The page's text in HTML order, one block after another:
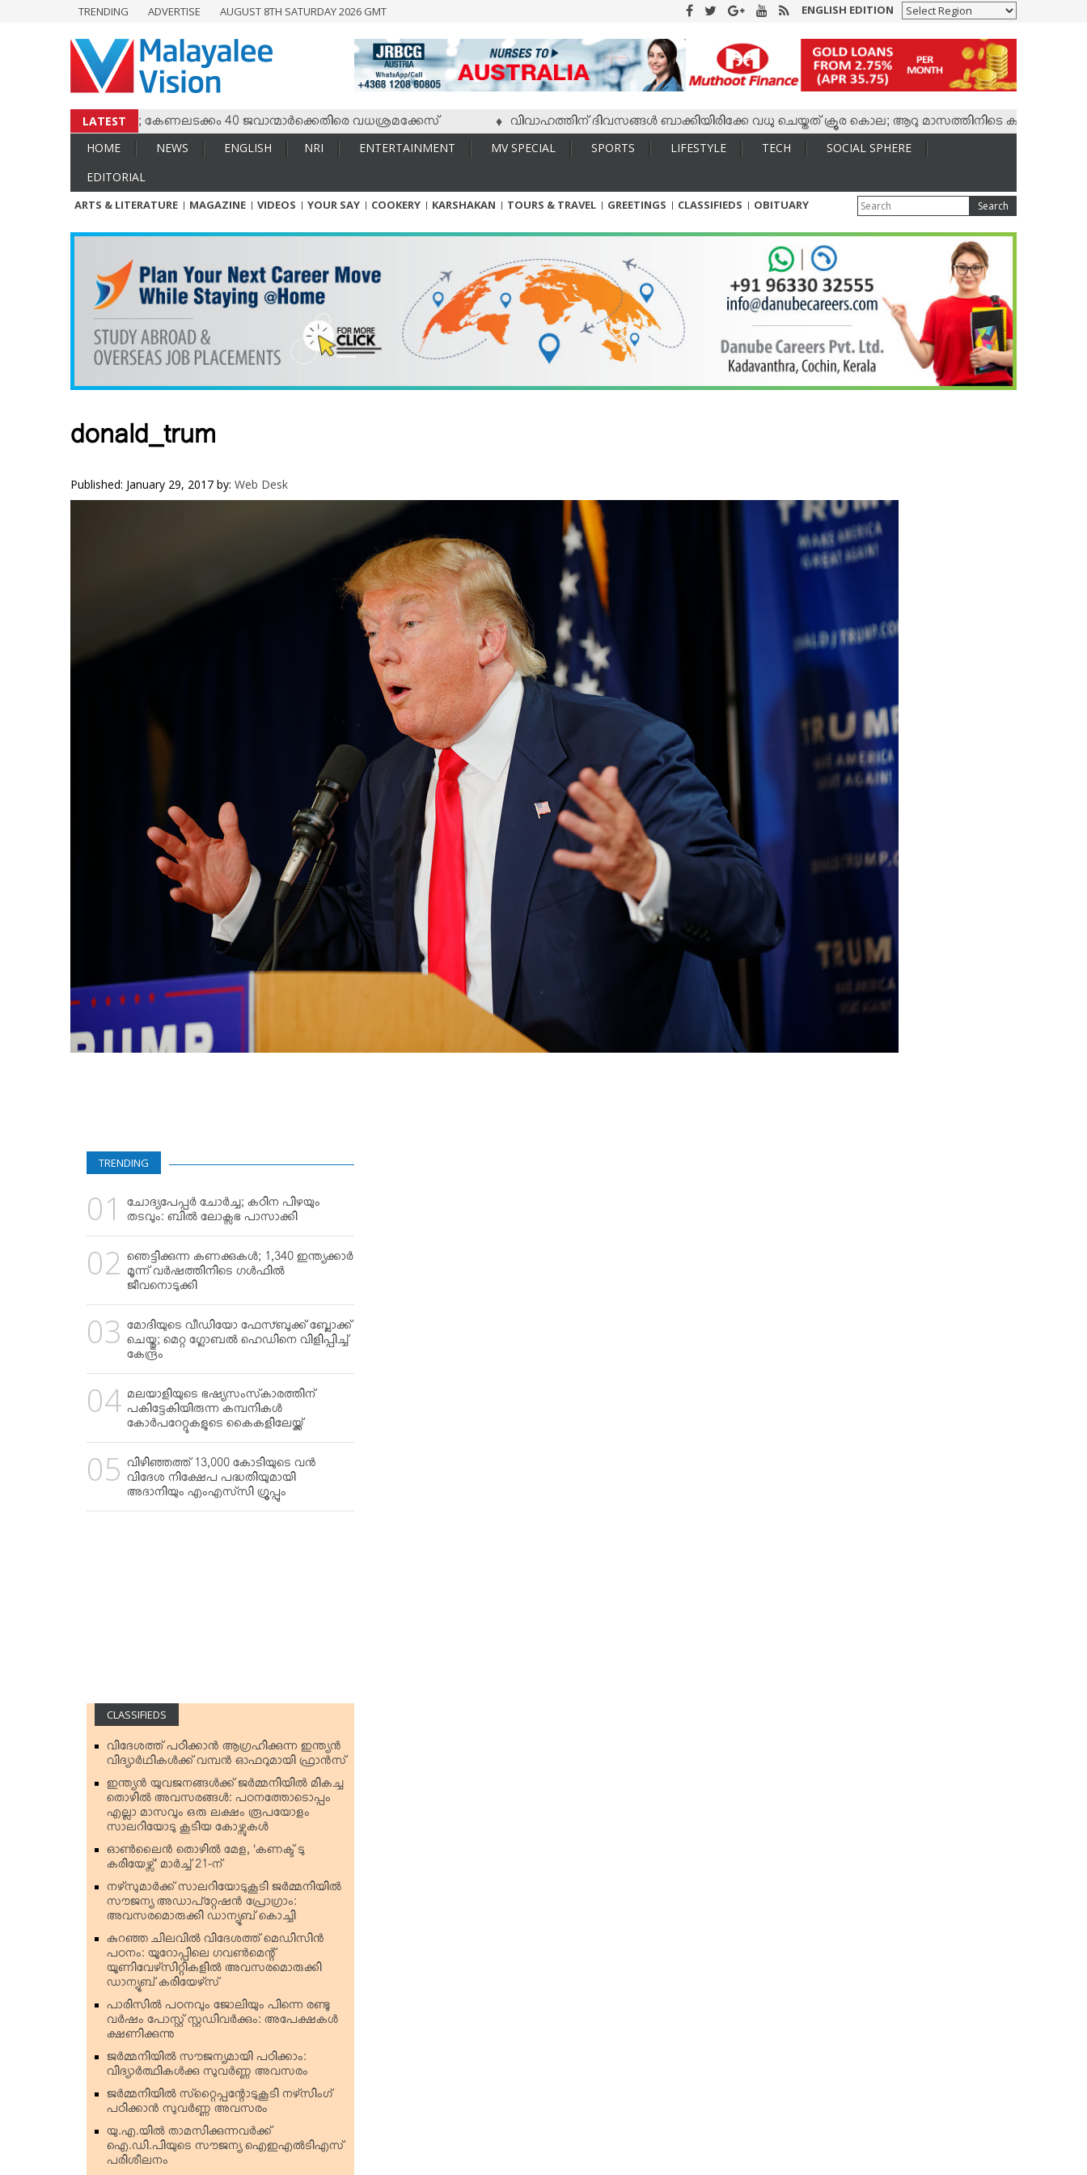
ENTERTAINMENT
TECH & AUTO
ARTS & LITERATURE
TRENDING ADVERTISE AUGUST 8TH SATURDAY 2026 GMT ENGLISH EDITION
LATEST
സംഘര്‍ഷം; കേണലടക്കം 40 ജവാന്മാര്‍ക്കെതിരെ വധശ്രമക്കേസ് വിവാഹത്തിന് ദിവസങ്ങള്‍ ബാക്കിയിരിക്കേ വധു ചെയ്തത് ക്രൂര കൊല; ആറു മാസത്തിനിടെ കാമുകനുമായി
HOME NEWS ENGLISH NRI ENTERTAINMENT MV SPECIAL SPORTS LIFESTYLE TECH
SOCIAL SPHERE
EDITORIAL
ARTS & LITERATURE MAGAZINE VIDEOS YOUR SAY COOKERY KARSHAKAN TOURS & TRAVEL GREETINGS CLASSIFIEDS OBITUARY Search
donald_trum
Published: January 29, 2017 by: Web Desk
TRENDING
ചോദ്യപേപ്പര്‍ ചോര്‍ച്ച; കഠിന പിഴയും
തടവും: ബില്‍ ലോക്സഭ പാസാക്കി
ഞെട്ടിക്കുന്ന കണക്കുകള്‍; 1,340 ഇന്ത്യക്കാര്‍
മൂന്ന് വര്‍ഷത്തിനിടെ ഗള്‍ഫില്‍
ജീവനൊടുക്കി
മോദിയുടെ വീഡിയോ ഫേസ്ബുക്ക് ബ്ലോക്ക്
ചെയ്തു; മെറ്റ ഗ്ലോബല്‍ ഹെഡിനെ വിളിപ്പിച്ച്
കേന്ദ്രം
മലയാളിയുടെ ഭഷ്യസംസ്‌കാരത്തിന്
പകിട്ടേകിയിരുന്ന കമ്പനികള്‍
കോര്‍പറേറ്റുകളുടെ കൈകളിലേയ്ക്ക്
വിഴിഞ്ഞത്ത് 13,000 കോടിയുടെ വന്‍
വിദേശ നിക്ഷേപ പദ്ധതിയുമായി
അദാനിയും എംഎസ്‌സി ഗ്രൂപ്പും
CLASSIFIEDS
വിദേശത്ത് പഠിക്കാന്‍ ആഗ്രഹിക്കുന്ന ഇന്ത്യന്‍
വിദ്യാര്‍ഥികള്‍ക്ക് വമ്പന്‍ ഓഫറുമായി ഫ്രാന്‍സ്
ഇന്ത്യന്‍ യുവജനങ്ങള്‍ക്ക് ജര്‍മ്മനിയില്‍ മികച്ച
തൊഴില്‍ അവസരങ്ങള്‍: പഠനത്തോടൊപ്പം
എല്ലാ മാസവും ഒരു ലക്ഷം രൂപയോളം
സാലറിയോടു കൂടിയ കോഴ്സുകള്‍
ഓണ്‍ലൈന്‍ തൊഴില്‍ മേള, ‘കണക്ട് ടു
കരിയേഴ്സ്’ മാര്‍ച്ച് 21-ന്
നഴ്‌സുമാര്‍ക്ക് സാലറിയോടുകൂടി ജര്‍മ്മനിയില്‍
സൗജന്യ അഡാപ്റ്റേഷന്‍ പ്രോഗ്രാം:
അവസരമൊരുക്കി ഡാന്യൂബ് കൊച്ചി
കുറഞ്ഞ ചിലവില്‍ വിദേശത്ത് മെഡിസിന്‍
പഠനം: യൂറോപ്പിലെ ഗവണ്‍മെന്റ്
യൂണിവേഴ്‌സിറ്റികളില്‍ അവസരമൊരുക്കി
ഡാന്യൂബ് കരിയേഴ്‌സ്
പാരിസില്‍ പഠനവും ജോലിയും പിന്നെ രണ്ടു
വര്‍ഷം പോസ്റ്റ് സ്റ്റഡിവര്‍ക്കും: അപേക്ഷകള്‍
ക്ഷണിക്കുന്നു
ജര്‍മ്മനിയില്‍ സൗജന്യമായി പഠിക്കാം:
വിദ്യാര്‍ത്ഥികള്‍ക്കു സുവര്‍ണ്ണ അവസരം
ജര്‍മ്മനിയില്‍ സ്‌റ്റൈപ്പന്റോടുകൂടി നഴ്‌സിംഗ്
പഠിക്കാന്‍ സുവര്‍ണ്ണ അവസരം
യു.എ.യില്‍ താമസിക്കുന്നവര്‍ക്ക്
ഐ.ഡി.പിയുടെ സൗജന്യ ഐഇഎല്‍ടിഎസ്
പരിശീലനം